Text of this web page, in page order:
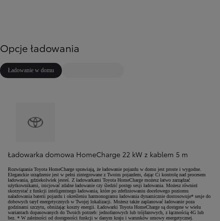
Opcje ładowania
Ładowanie w domu
Ładowarka domowa HomeCharge 22 kW z kablem 5 m
Rozwiązania Toyota HomeCharge sprawiają, że ładowanie pojazdu w domu jest proste i wygodne.
Eleganckie urządzenie jest w pełni zintegrowane z Twoim pojazdem, dając Ci kontrolę nad procesem
ładowania, gdziekolwiek jesteś. Z ładowarkami Toyota HomeCharge możesz łatwo zarządzać
użytkownikami, inicjować zdalne ładowanie czy śledzić postęp sesji ładowania. Możesz również
skorzystać z funkcji inteligentnego ładowania, które po zdefiniowaniu docelowego poziomu
naładowania baterii pojazdu i określeniu harmonogramu ładowania dynamicznie dostosowuje* sesje do
dobowych taryf energetycznych w Twojej lokalizacji. Możesz także zaplanować ładowanie poza
godzinami szczytu, obniżając koszty energii. Ładowarki Toyota HomeCharge są dostępne w wielu
wariantach dopasowanych do Twoich potrzeb: jednofazowych lub trójfazowych, z łącznością 4G lub
bez. * W zależności od dostępności funkcji w danym kraju i warunków umowy energetycznej.